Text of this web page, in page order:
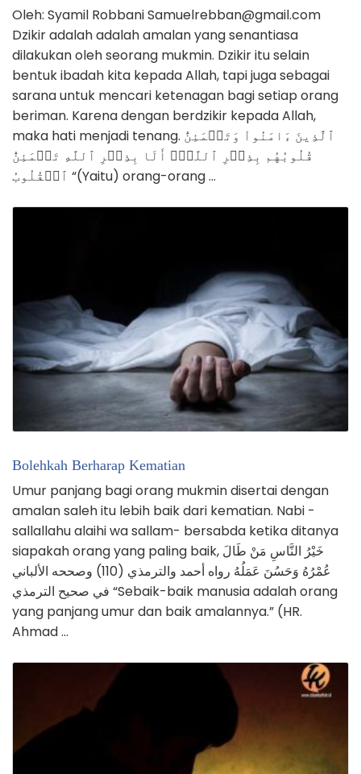
Oleh: Syamil Robbani Samuelrebban@gmail.com
Dzikir adalah adalah amalan yang senantiasa
dilakukan oleh seorang mukmin. Dzikir itu selain
bentuk ibadah kita kepada Allah, tapi juga sebagai
sarana untuk mencari ketenagan bagi setiap orang
beriman. Karena dengan berdzikir kepada Allah,
maka hati menjadi tenang. ٱلَّذِينَ ءَامَنُواْ ‌وَتَطۡمَئِنُّ
قُلُوبُهُم بِذِكۡرِ ٱللَّهِۗ أَلَا بِذِكۡرِ ٱللَّهِ ‌تَطۡمَئِنُّ
ٱلۡقُلُوبُ “(Yaitu) orang-orang …
Bolehkah Berharap Kematian
Umur panjang bagi orang mukmin disertai dengan
amalan saleh itu lebih baik dari kematian. Nabi -
sallallahu alaihi wa sallam- bersabda ketika ditanya
siapakah orang yang paling baik, خَيْرُ النَّاسِ مَنْ طَالَ
عُمْرُهُ وَحَسُنَ عَمَلُهُ رواه أحمد والترمذي (110) وصححه الألباني
في صحيح الترمذي “Sebaik-baik manusia adalah orang
yang panjang umur dan baik amalannya.” (HR.
Ahmad …